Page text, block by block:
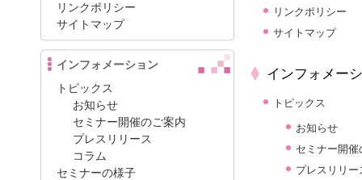
リンクポリシー
サイトマップ
インフォメー
トピックス
お知らせ
セミナー開催
プレスリリー
リンクポリシー
サイトマップ
インフォメーション
トピックス
お知らせ
セミナー開催のご案内
プレスリリース
コラム
セミナーの様子